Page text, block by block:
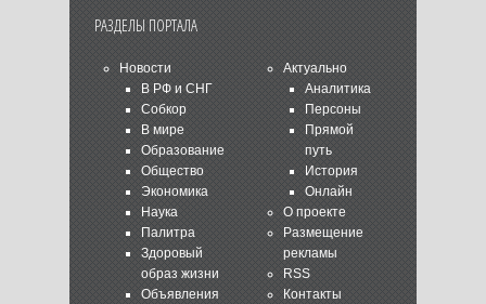
РАЗДЕЛЫ ПОРТАЛА
Новости
В РФ и СНГ
Собкор
В мире
Образование
Общество
Экономика
Наука
Палитра
Здоровый
образ жизни
Объявления
Актуально
Аналитика
Персоны
Прямой
путь
История
Онлайн
О проекте
Размещение
рекламы
RSS
Контакты